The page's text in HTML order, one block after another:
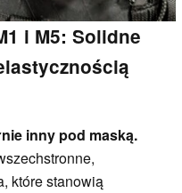
i M5: Solidne
inny pod maską.
które stanowią